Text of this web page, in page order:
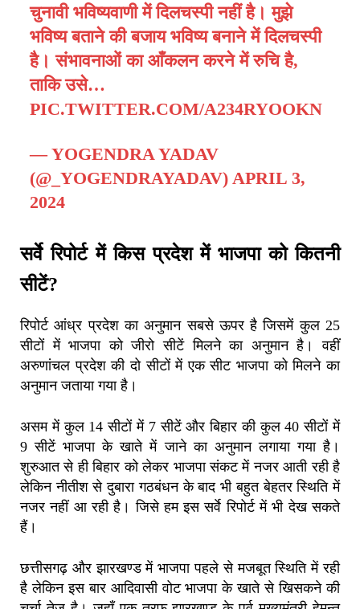
चुनावी भविष्यवाणी में दिलचस्पी नहीं है। मुझे
भविष्य बताने की बजाय भविष्य बनाने में दिलचस्पी
है। संभावनाओं का आँकलन करने में रुचि है,
ताकि उसे…
PIC.TWITTER.COM/A234RYOOKN
— YOGENDRA YADAV
(@_YOGENDRAYADAV) APRIL 3,
2024
सर्वे रिपोर्ट में किस प्रदेश में भाजपा को कितनी
सीटें?
रिपोर्ट आंध्र प्रदेश का अनुमान सबसे ऊपर है जिसमें कुल 25
सीटों में भाजपा को जीरो सीटें मिलने का अनुमान है। वहीं
अरुणांचल प्रदेश की दो सीटों में एक सीट भाजपा को मिलने का
अनुमान जताया गया है।
असम में कुल 14 सीटों में 7 सीटें और बिहार की कुल 40 सीटों में
9 सीटें भाजपा के खाते में जाने का अनुमान लगाया गया है।
शुरुआत से ही बिहार को लेकर भाजपा संकट में नजर आती रही है
लेकिन नीतीश से दुबारा गठबंधन के बाद भी बहुत बेहतर स्थिति में
नजर नहीं आ रही है। जिसे हम इस सर्वे रिपोर्ट में भी देख सकते
हैं।
छत्तीसगढ़ और झारखण्ड में भाजपा पहले से मजबूत स्थिति में रही
है लेकिन इस बार आदिवासी वोट भाजपा के खाते से खिसकने की